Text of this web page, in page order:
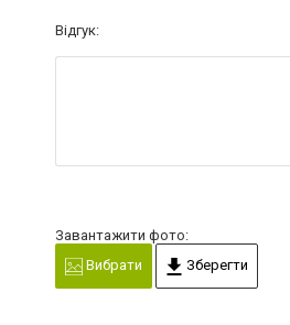
Відгук:
Завантажити фото:
Вибрати
Зберегти